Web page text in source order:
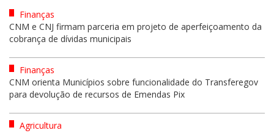
Finanças
CNM e CNJ firmam parceria em projeto de aperfeiçoamento da
cobrança de dívidas municipais
Finanças
CNM orienta Municípios sobre funcionalidade do Transferegov
para devolução de recursos de Emendas Pix
Agricultura